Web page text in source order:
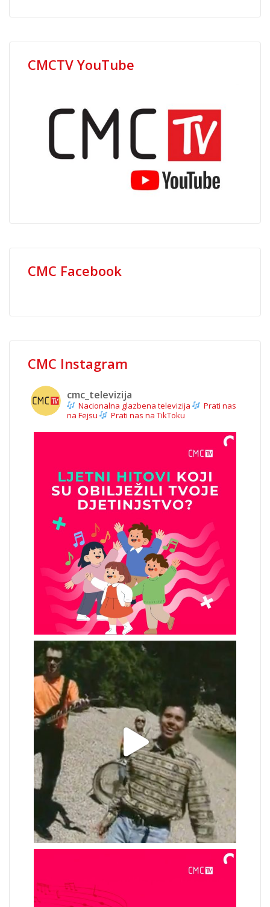
CMCTV YouTube
CMC Facebook
CMC Instagram
cmc_televizija
Nacionalna glazbena televizija
Prati nas
na Fejsu
Prati nas na TikToku